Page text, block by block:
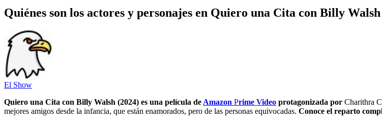
Quiénes son los actores y personajes en Quiero una Cita con Billy Walsh
El Show
Quiero una Cita con Billy Walsh (2024) es una película de Amazon Prime Video protagonizada por Charithra
mejores amigos desde la infancia, que están enamorados, pero de las personas equivocadas. Conoce el reparto